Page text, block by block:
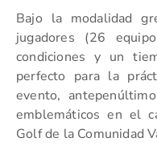
Bajo la modalidad
jugadores (26
condiciones y un
perfecto para la
evento,
emblemáticos en el
Golf de la Comunidad